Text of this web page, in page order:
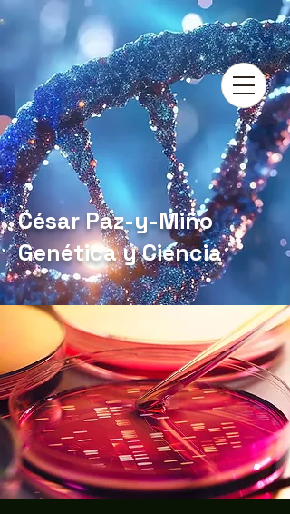
César Paz-y-Miño
Genética y Ciencia